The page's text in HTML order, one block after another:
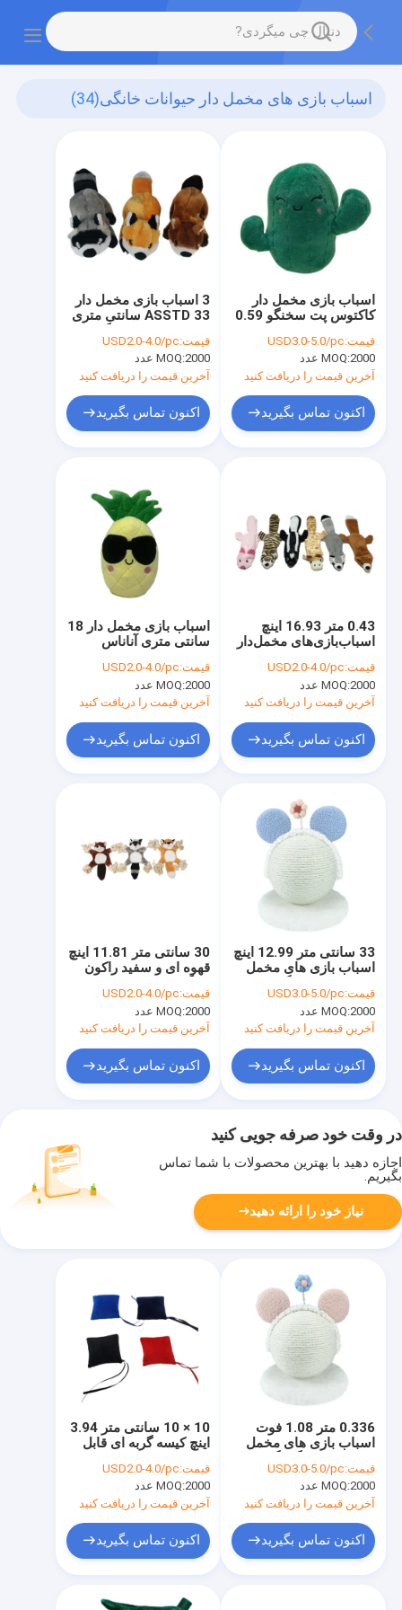
اسباب بازی های مخمل دار حیوانات خانگی(34)
3 اسباب بازی مخمل دار
ASSTD 33 سانتی متری
قیمت:USD2.0-4.0/pc
MOQ:2000 عدد
آخرین قیمت را دریافت کنید
اکنون تماس بگیرید
اسباب بازی مخمل دار
کاکتوس پت سخنگو 0.59
قیمت:USD3.0-5.0/pc
MOQ:2000 عدد
آخرین قیمت را دریافت کنید
اکنون تماس بگیرید
اسباب بازی مخمل دار 18
سانتی متری آناناس
قیمت:USD2.0-4.0/pc
MOQ:2000 عدد
آخرین قیمت را دریافت کنید
اکنون تماس بگیرید
0.43 متر 16.93 اینچ
اسباب‌بازی‌های مخمل‌دار
اسباب‌بازی‌های مخمل‌دار
مانند سگ‌های واقعی
قیمت:USD2.0-4.0/pc
MOQ:2000 عدد
آخرین قیمت را دریافت کنید
اکنون تماس بگیرید
30 سانتی متر 11.81 اینچ
قهوه ای و سفید راکون
حیوانات راکون Dog 3
Astd
قیمت:USD2.0-4.0/pc
MOQ:2000 عدد
آخرین قیمت را دریافت کنید
اکنون تماس بگیرید
33 سانتی متر 12.99 اینچ
اسباب بازی های مخمل
بازی توپ خراش گربه
برای تیز کردن پنجه ها
قیمت:USD3.0-5.0/pc
MOQ:2000 عدد
آخرین قیمت را دریافت کنید
اکنون تماس بگیرید
در وقت خود صرفه جویی کنید
اجازه دهید با بهترین محصولات با شما تماس
بگیریم.
نیاز خود را ارائه دهید
10 × 10 سانتی متر 3.94
اینچ کیسه گربه ای قابل
اسباب بازی بادبادک به
شکل پنبه PP
قیمت:USD2.0-4.0/pc
MOQ:2000 عدد
آخرین قیمت را دریافت کنید
اکنون تماس بگیرید
0.336 متر 1.08 فوت
اسباب بازی های مخمل
صورتی خراشنده توپ
کنفی طناب پر شده با
EMC
قیمت:USD3.0-5.0/pc
MOQ:2000 عدد
آخرین قیمت را دریافت کنید
اکنون تماس بگیرید